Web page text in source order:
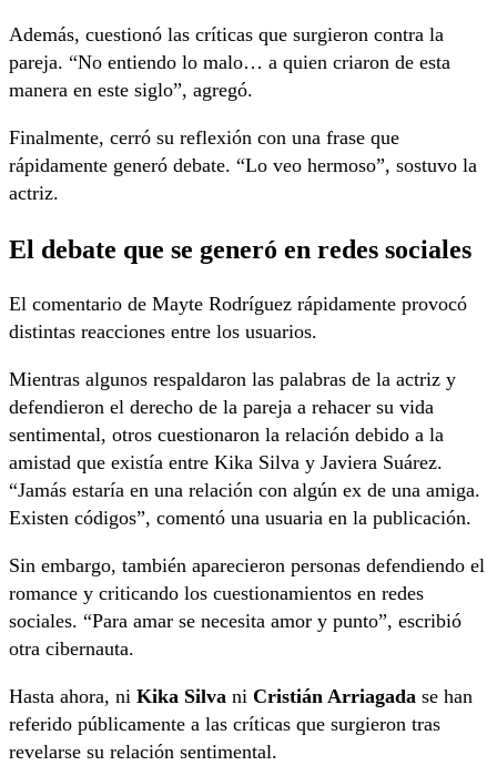
Además, cuestionó las críticas que surgieron contra la
pareja. “No entiendo lo malo… a quien criaron de esta
manera en este siglo”, agregó.
Finalmente, cerró su reflexión con una frase que
rápidamente generó debate. “Lo veo hermoso”, sostuvo la
actriz.
El debate que se generó en redes sociales
El comentario de Mayte Rodríguez rápidamente provocó
distintas reacciones entre los usuarios.
Mientras algunos respaldaron las palabras de la actriz y
defendieron el derecho de la pareja a rehacer su vida
sentimental, otros cuestionaron la relación debido a la
amistad que existía entre Kika Silva y Javiera Suárez.
“Jamás estaría en una relación con algún ex de una amiga.
Existen códigos”, comentó una usuaria en la publicación.
Sin embargo, también aparecieron personas defendiendo el
romance y criticando los cuestionamientos en redes
sociales. “Para amar se necesita amor y punto”, escribió
otra cibernauta.
Hasta ahora, ni Kika Silva ni Cristián Arriagada se han
referido públicamente a las críticas que surgieron tras
revelarse su relación sentimental.